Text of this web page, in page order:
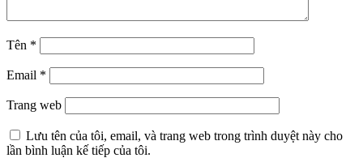
Tên *
Email *
Trang web
Lưu tên của tôi, email, và trang web trong trình duyệt này cho
lần bình luận kế tiếp của tôi.